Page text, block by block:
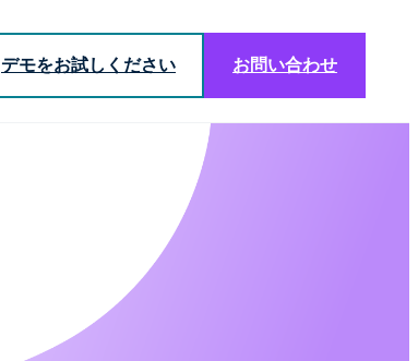
デモをお試しください お問い合わせ